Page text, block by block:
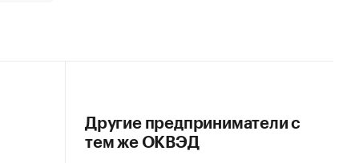
Другие предприниматели с
тем же ОКВЭД